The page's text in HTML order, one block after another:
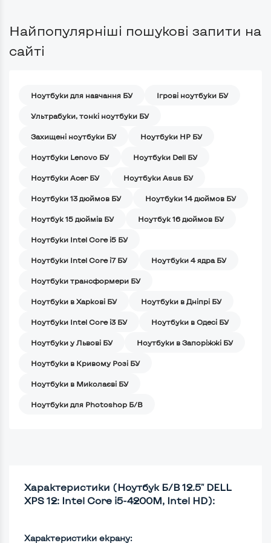
Найпопулярніші пошукові запити на
сайті
Ноутбуки для навчання БУ Iгрові ноутбуки БУ
Ультрабуки, тонкі ноутбуки БУ
Захищені ноутбуки БУ Ноутбуки HP БУ
Ноутбуки Lenovo БУ Ноутбуки Dell БУ
Ноутбуки Acer БУ Ноутбуки Asus БУ
Ноутбуки 13 дюймов БУ Ноутбуки 14 дюймов БУ
Ноутбук 15 дюймів БУ Ноутбук 16 дюймов БУ
Ноутбуки Intel Core i5 БУ
Ноутбуки Intel Core i7 БУ Ноутбуки 4 ядра БУ
Ноутбуки трансформери БУ
Ноутбуки в Харкові БУ Ноутбуки в Дніпрі БУ
Ноутбуки Intel Core i3 БУ Ноутбуки в Одесі БУ
Ноутбуки у Львові БУ Ноутбуки в Запоріжжі БУ
Ноутбуки в Кривому Розі БУ
Ноутбуки в Миколаєві БУ
Ноутбуки для Photoshop Б/В
Характеристики (Ноутбук Б/В 12.5" DELL
XPS 12: Intel Core i5-4200M, Intel HD):
Характеристики екрану: